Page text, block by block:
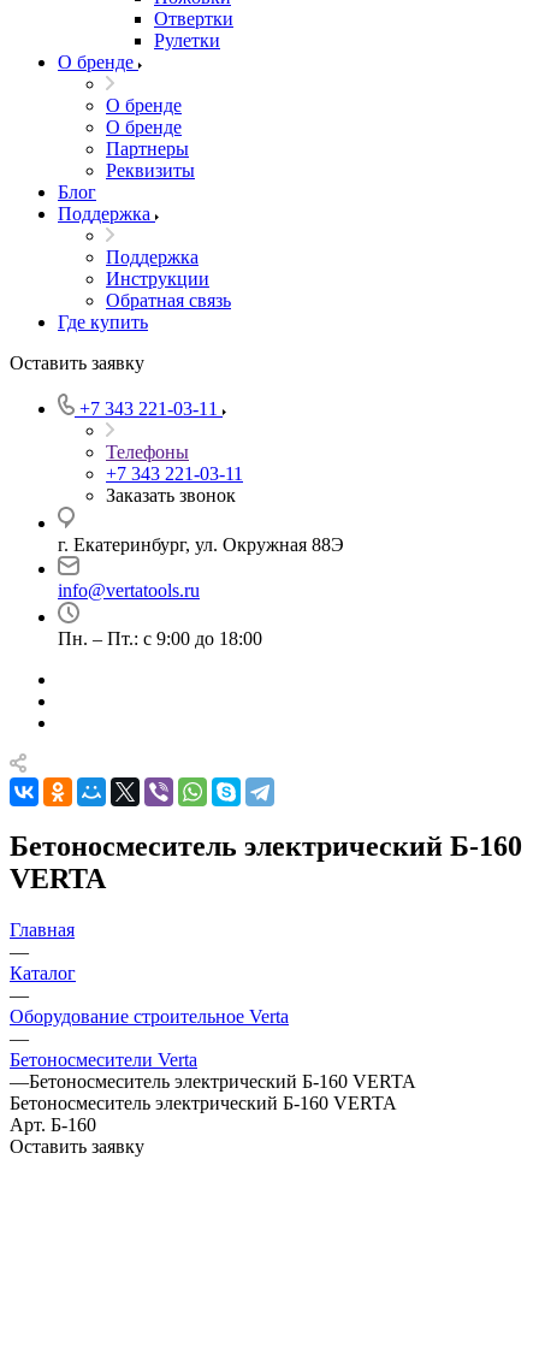
Отвертки
Рулетки
О бренде
О бренде
О бренде
Партнеры
Реквизиты
Блог
Поддержка
Поддержка
Инструкции
Обратная связь
Где купить
Оставить заявку
+7 343 221-03-11
Телефоны
+7 343 221-03-11
Заказать звонок
г. Екатеринбург, ул. Окружная 88Э
info@vertatools.ru
Пн. – Пт.: с 9:00 до 18:00
Бетоносмеситель электрический Б-160
VERTA
Главная
—
Каталог
—
Оборудование строительное Verta
—
Бетоносмесители Verta
—Бетоносмеситель электрический Б-160 VERTA
Бетоносмеситель электрический Б-160 VERTA
Арт. Б-160
Оставить заявку